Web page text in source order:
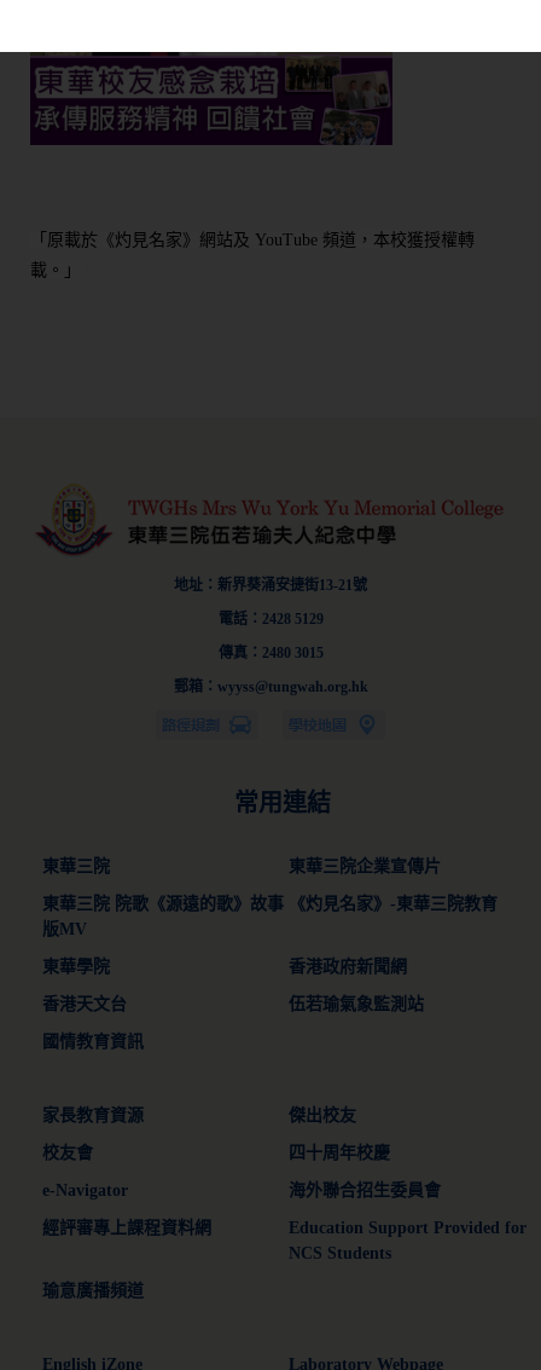
「原載於《灼見名家》網站及 YouTube 頻道，本校獲授權轉
載。」
地址：新界葵涌安捷街13-21號
電話：2428 5129
傳真：2480 3015
郵箱：wyyss@tungwah.org.hk
常用連結
東華三院 東華三院企業宣傳片
東華三院 院歌《源遠的歌》故事
版MV
《灼見名家》-東華三院教育
東華學院 香港政府新聞網
香港天文台 伍若瑜氣象監測站
國情教育資訊
家長教育資源 傑出校友
校友會 四十周年校慶
e-Navigator 海外聯合招生委員會
經評審專上課程資料網
Education Support Provided for
NCS Students
瑜意廣播頻道
English iZone Laboratory Webpage